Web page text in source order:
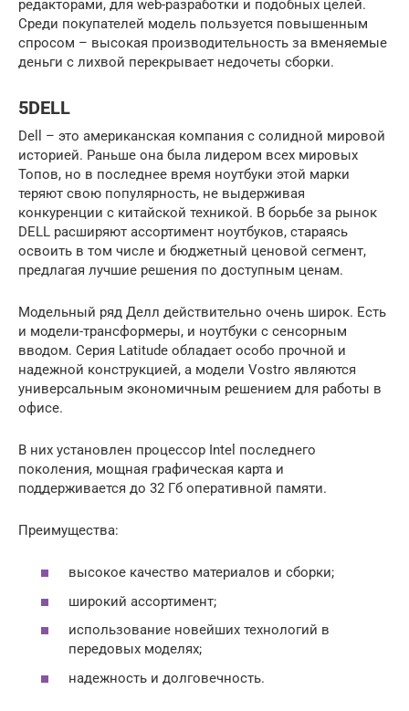
редакторами, для web-разработки и подобных целей.
Среди покупателей модель пользуется повышенным
спросом – высокая производительность за вменяемые
деньги с лихвой перекрывает недочеты сборки.
5DELL
Dell – это американская компания с солидной мировой
историей. Раньше она была лидером всех мировых
Топов, но в последнее время ноутбуки этой марки
теряют свою популярность, не выдерживая
конкуренции с китайской техникой. В борьбе за рынок
DELL расширяют ассортимент ноутбуков, стараясь
освоить в том числе и бюджетный ценовой сегмент,
предлагая лучшие решения по доступным ценам.
Модельный ряд Делл действительно очень широк. Есть
и модели-трансформеры, и ноутбуки с сенсорным
вводом. Серия Latitude обладает особо прочной и
надежной конструкцией, а модели Vostro являются
универсальным экономичным решением для работы в
офисе.
В них установлен процессор Intel последнего
поколения, мощная графическая карта и
поддерживается до 32 Гб оперативной памяти.
Преимущества:
высокое качество материалов и сборки;
широкий ассортимент;
использование новейших технологий в
передовых моделях;
надежность и долговечность.